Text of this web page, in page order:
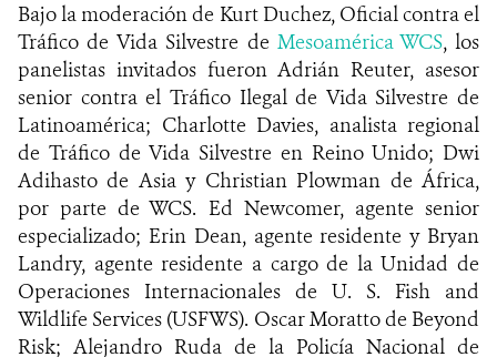
Bajo la moderación de Kurt Duchez, Oficial contra el
Tráfico de Vida Silvestre de Mesoamérica WCS, los
panelistas invitados fueron Adrián Reuter, asesor
senior contra el Tráfico Ilegal de Vida Silvestre de
Latinoamérica; Charlotte Davies, analista regional
de Tráfico de Vida Silvestre en Reino Unido; Dwi
Adihasto de Asia y Christian Plowman de África,
por parte de WCS. Ed Newcomer, agente senior
especializado; Erin Dean, agente residente y Bryan
Landry, agente residente a cargo de la Unidad de
Operaciones Internacionales de U. S. Fish and
Wildlife Services (USFWS). Oscar Moratto de Beyond
Risk; Alejandro Ruda de la Policía Nacional de